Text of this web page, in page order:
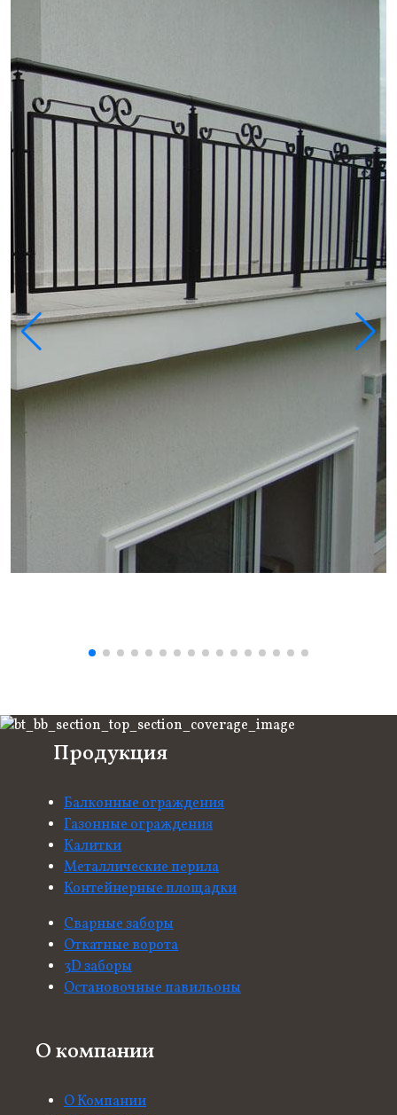
Продукция
Балконные ограждения
Газонные ограждения
Калитки
Металлические перила
Контейнерные площадки
Сварные заборы
Откатные ворота
3D заборы
Остановочные павильоны
О компании
О Компании